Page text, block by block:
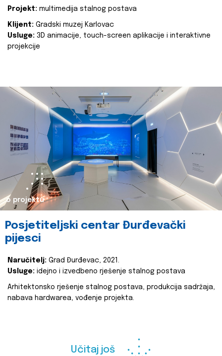
Projekt: multimedija stalnog postava
Klijent: Gradski muzej Karlovac
Usluge: 3D animacije, touch-screen aplikacije i interaktivne
projekcije
o projektu
Posjetiteljski centar Đurđevački
pijesci
Naručitelj: Grad Đurđevac, 2021.
Usluge: idejno i izvedbeno rješenje stalnog postava
Arhitektonsko rješenje stalnog postava, produkcija sadržaja,
nabava hardwarea, vođenje projekta.
Učitaj još